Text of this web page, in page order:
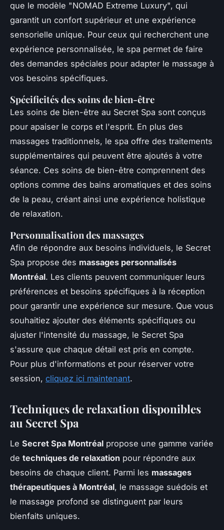
que le modèle "NOMAD Extreme Luxury", qui
garantit un confort supérieur et une expérience
sensorielle unique. Pour ceux qui recherchent une
expérience personnalisée, le spa permet de faire
des demandes spéciales pour adapter le massage à
vos besoins spécifiques.
Spécificités des soins de bien-être
Les soins de bien-être au Secret Spa sont conçus
pour apaiser le corps et l'esprit. En plus des
massages traditionnels, le spa offre des traitements
supplémentaires qui peuvent être ajoutés à votre
séance. Ces soins de bien-être comprennent des
options comme des bains aromatiques et des soins
de la peau, créant ainsi une expérience holistique
de relaxation.
Personnalisation des massages
Afin de répondre aux besoins individuels, le Secret
Spa propose des massages personnalisés
Montréal. Les clients peuvent communiquer leurs
préférences et besoins spécifiques à la réception
pour garantir une expérience sur mesure. Que vous
souhaitiez ajouter des éléments spécifiques ou
ajuster l'intensité du massage, le Secret Spa
s'assure que chaque détail est pris en compte.
Pour plus d'informations et pour réserver votre
session, cliquez ici maintenant.
Techniques de relaxation disponibles
au Secret Spa
Le Secret Spa Montréal propose une gamme variée
de techniques de relaxation pour répondre aux
besoins de chaque client. Parmi les massages
thérapeutiques à Montréal, le massage suédois et
le massage profond se distinguent par leurs
bienfaits uniques.